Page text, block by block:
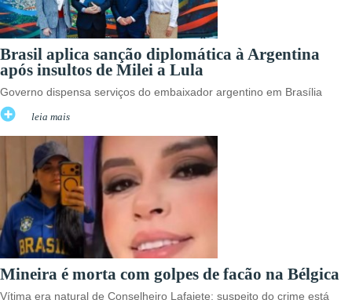
Brasil aplica sanção diplomática à Argentina
após insultos de Milei a Lula
Governo dispensa serviços do embaixador argentino em Brasília
leia mais
Mineira é morta com golpes de facão na Bélgica
Vítima era natural de Conselheiro Lafaiete; suspeito do crime está